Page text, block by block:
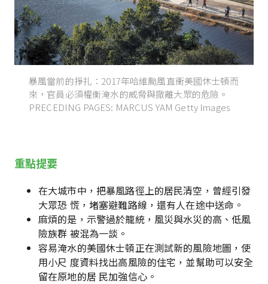
暴風當前的掙扎：2017年哈維颱風直衝美國休士頓而
來，官員必須權衡淹水的威脅與撤離大眾的危險。
PRECEDING PAGES: MARCUS YAM Getty Images
重點提要
在大城市中，把暴風路徑上的居民清空，曾經引發
大眾恐 慌，堵塞避難路線，還有人在途中送命。
麻煩的是，示警過於籠統，風災與水災的高、低風
險族群 被混為一談。
容易淹水的美國休士頓正在測試新的風險地圖，使
用小尺 度資料找出高風險的住宅，並幫助可以安全
留在原地的居 民加強信心。